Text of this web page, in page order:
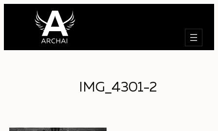
IMG_4301-2